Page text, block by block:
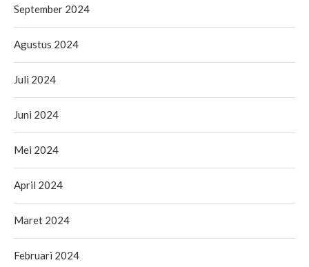
September 2024
Agustus 2024
Juli 2024
Juni 2024
Mei 2024
April 2024
Maret 2024
Februari 2024